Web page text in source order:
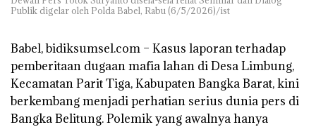
Publik digelar oleh Polda Babel, Rabu (6/5/2026)/ist
Babel, bidiksumsel.com – Kasus laporan terhadap
pemberitaan dugaan mafia lahan di Desa Limbung,
Kecamatan Parit Tiga, Kabupaten Bangka Barat, kini
berkembang menjadi perhatian serius dunia pers di
Bangka Belitung. Polemik yang awalnya hanya